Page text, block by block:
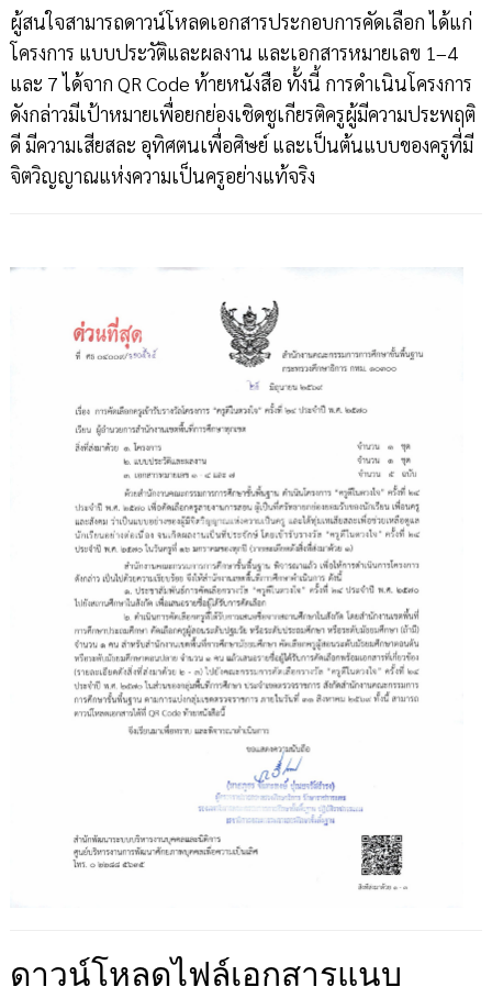
ผู้สนใจสามารถดาวน์โหลดเอกสารประกอบการคัดเลือก ได้แก่
โครงการ แบบประวัติและผลงาน และเอกสารหมายเลข 1–4
และ 7 ได้จาก QR Code ท้ายหนังสือ ทั้งนี้ การดำเนินโครงการ
ดังกล่าวมีเป้าหมายเพื่อยกย่องเชิดชูเกียรติครูผู้มีความประพฤติ
ดี มีความเสียสละ อุทิศตนเพื่อศิษย์ และเป็นต้นแบบของครูที่มี
จิตวิญญาณแห่งความเป็นครูอย่างแท้จริง
ดาวน์โหลดไฟล์เอกสารแนบ